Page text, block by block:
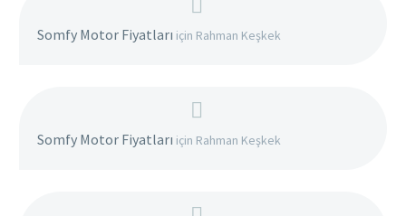
Somfy Motor Fiyatları için Rahman Keşkek
Somfy Motor Fiyatları için Rahman Keşkek